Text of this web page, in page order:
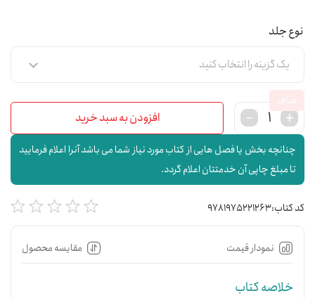
نوع جلد
افزودن به سبد خرید
چنانچه بخش یا فصل هایی از کتاب مورد نیاز شما می باشد آنرا اعلام فرمایید
تا مبلغ چاپی آن خدمتتان اعلام گردد.
کد کتاب:9781975221263
نمودار قیمت مقایسه محصول
خلاصه کتاب